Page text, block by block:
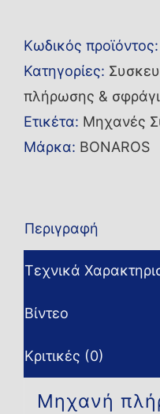
LPF-
2000T
ποσότητα
Κωδικός προϊόντος:
Κατηγορίες:
πλήρωσης &
Ετικέτα: Μηχανές
Μάρκα: BONAROS
Περιγραφή
Τεχνικά
Βίντεο
Κριτικές (0)
Μηχανή